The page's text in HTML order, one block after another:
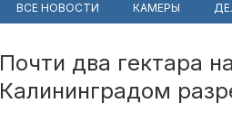
ВСЕ НОВОСТИ КАМЕРЫ
Почти два гектара
Калининградом